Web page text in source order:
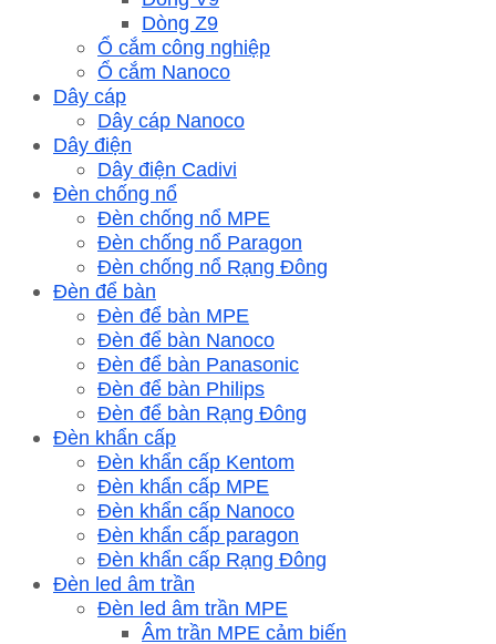
Dòng Z9
Ổ cắm công nghiệp
Ổ cắm Nanoco
Dây cáp
Dây cáp Nanoco
Dây điện
Dây điện Cadivi
Đèn chống nổ
Đèn chống nổ MPE
Đèn chống nổ Paragon
Đèn chống nổ Rạng Đông
Đèn để bàn
Đèn để bàn MPE
Đèn để bàn Nanoco
Đèn để bàn Panasonic
Đèn để bàn Philips
Đèn để bàn Rạng Đông
Đèn khẩn cấp
Đèn khẩn cấp Kentom
Đèn khẩn cấp MPE
Đèn khẩn cấp Nanoco
Đèn khẩn cấp paragon
Đèn khẩn cấp Rạng Đông
Đèn led âm trần
Đèn led âm trần MPE
Âm trần MPE cảm biến